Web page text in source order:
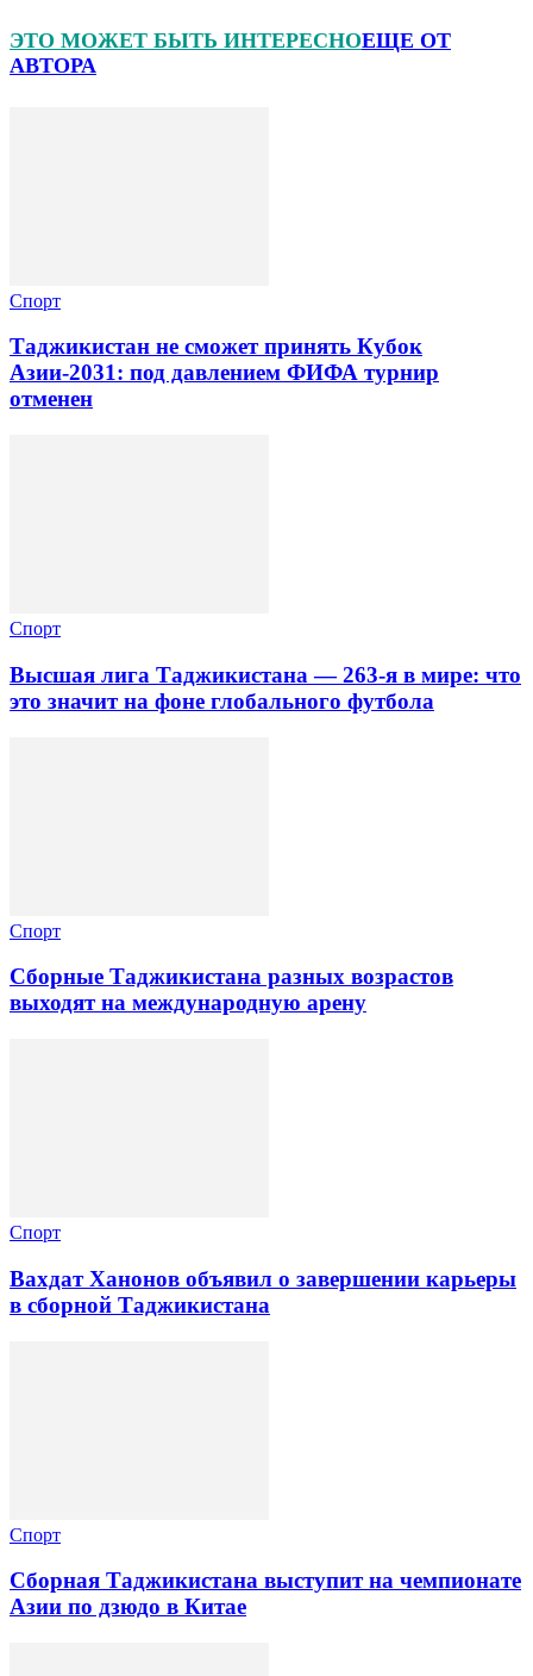
ЭТО МОЖЕТ БЫТЬ ИНТЕРЕСНОЕЩЕ ОТ
АВТОРА
Спорт
Таджикистан не сможет принять Кубок
Азии-2031: под давлением ФИФА турнир
отменен
Спорт
Высшая лига Таджикистана — 263-я в мире: что
это значит на фоне глобального футбола
Спорт
Сборные Таджикистана разных возрастов
выходят на международную арену
Спорт
Вахдат Ханонов объявил о завершении карьеры
в сборной Таджикистана
Спорт
Сборная Таджикистана выступит на чемпионате
Азии по дзюдо в Китае